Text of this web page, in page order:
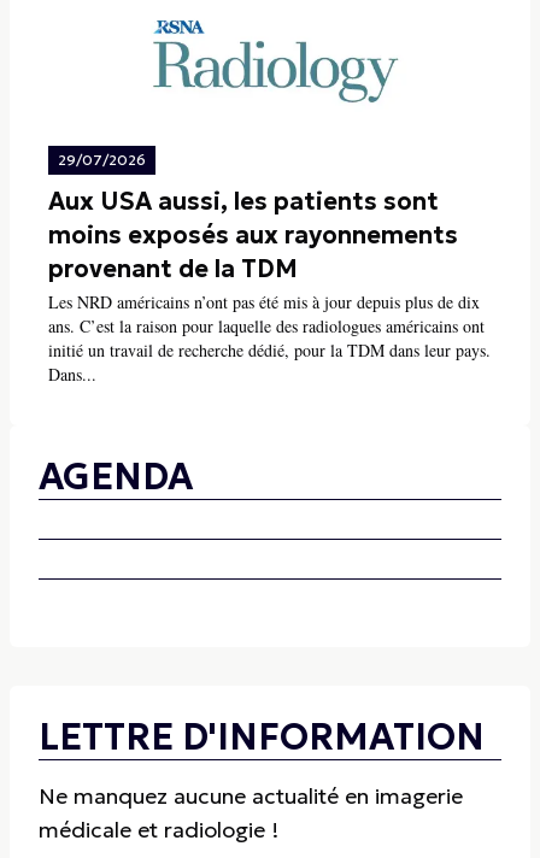
29/07/2026
Aux USA aussi, les patients sont
moins exposés aux rayonnements
provenant de la TDM
Les NRD américains n’ont pas été mis à jour depuis plus de dix
ans. C’est la raison pour laquelle des radiologues américains ont
initié un travail de recherche dédié, pour la TDM dans leur pays.
Dans...
AGENDA
LETTRE D'INFORMATION
Ne manquez aucune actualité en imagerie
médicale et radiologie !